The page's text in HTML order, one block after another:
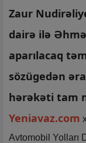
Zaur
dairə ilə
aparılacaq
sözügedən
hərəkəti tam
Yeniavaz.com
Avtomobil Yolları